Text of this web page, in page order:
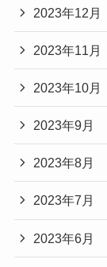
身長 １
体重 ７
在籍
チー
ム
ド
ド
ポジ
ショ
ン
背番
４
いかがでした
『鈴木愛
係や好き
について記事
まとめると
鈴木愛理さ
2023年12月
2023年11月
2023年10月
2023年9月
2023年8月
2023年7月
2023年6月